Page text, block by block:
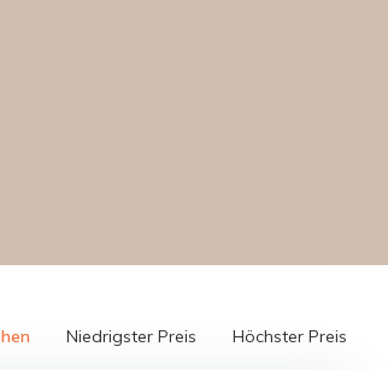
Niedrigster Preis Höchster Preis